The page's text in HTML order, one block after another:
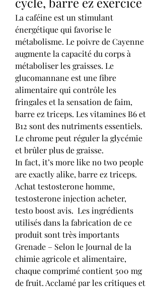
La caféine est un stimulant
énergétique qui favorise le
métabolisme. Le poivre de Cayenne
augmente la capacité du corps à
métaboliser les graisses. Le
glucomannane est une fibre
alimentaire qui contrôle les
fringales et la sensation de faim,
barre ez triceps. Les vitamines B6 et
B12 sont des nutriments essentiels.
Le chrome peut réguler la glycémie
et brûler plus de graisse.
In fact, it’s more like no two people
are exactly alike, barre ez triceps.
Achat testosterone homme,
testosterone injection acheter,
testo boost avis.  Les ingrédients
utilisés dans la fabrication de ce
produit sont très importants
Grenade – Selon le Journal de la
chimie agricole et alimentaire,
chaque comprimé contient 500 mg
de fruit. Acclamé par les critiques et